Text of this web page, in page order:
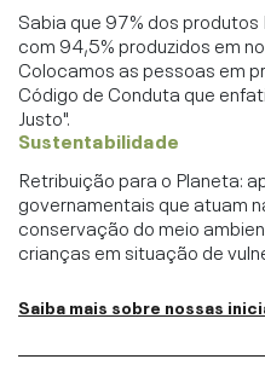
Sabia que 97% dos
com 94,5% produzidos em
Colocamos as pessoas em
Código de Conduta que
Justo".
Sustentabilidade
Retribuição para o Planeta:
governamentais que atuam
conservação do meio
crianças em situação de
Saiba mais sobre nossas